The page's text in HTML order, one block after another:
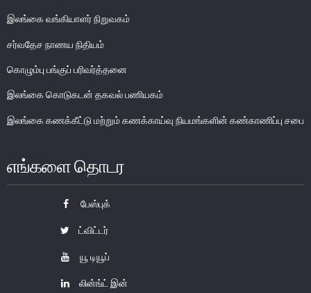
வங்கிகளுக்கிடையிலான அழைப்புப் பணச் சந்தை
அரச பிணையங்கள் சந்தை
கம்பனிப் படுகடன் பிணையங்கள் சந்தை
கொழும்பு பங்குப் பரிவர்த்தனை
நிதியியல் உட்கட்டமைப்பு
கொடுப்பனவு மற்றும் தீர்ப்பனவு முறைமைகள்
கொடுகடன் தகவல்
சட்டங்களும் ஒழுங்கு விதிகளும்
பிரமிட் திட்டங்கள்
சாதனங்கள் மற்றும் நடைமுறைப்படுத்தல்
இலங்கை வங்கியாளர் நிறுவகம்
சர்வதேச நாணய நிதியம்
கொழும்பு பங்குப் பரிவர்த்தனை
இலங்கை கொடுகடன் தகவல் பணியகம்
இலங்கை கணக்கீட்டு மற்றும் கணக்காய்வு நியமங்களின் கண்காணிப்பு சபை
எங்களை தொடர
பேஸ்புக்
ட்விட்டர்
யூ டியூப்
லின்ங்ட் இன்